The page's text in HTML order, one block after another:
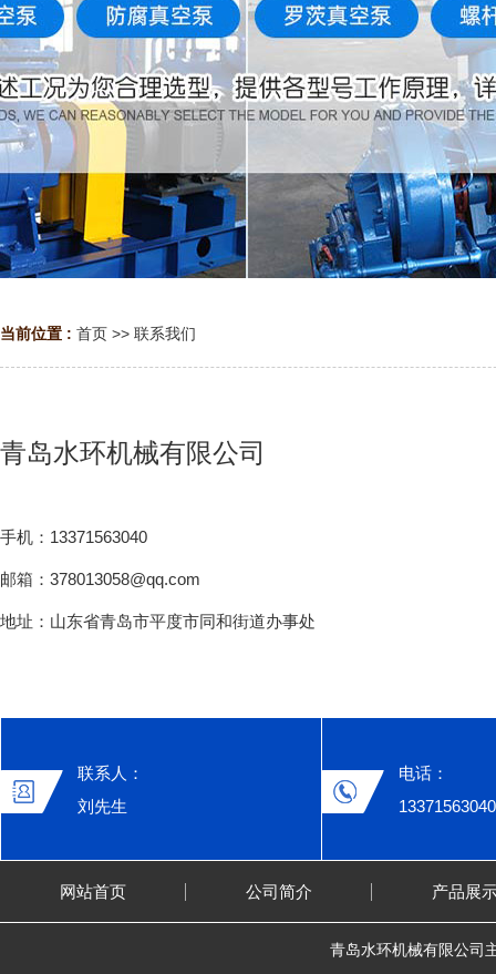
当前位置 : 首页 >> 联系我们
青岛水环机械有限公司
手机：13371563040
邮箱：378013058@qq.com
地址：山东省青岛市平度市同和街道办事处
联系人：
刘先生
电话：
13371563040
网站首页 公司简介 产品展
青岛水环机械有限公司